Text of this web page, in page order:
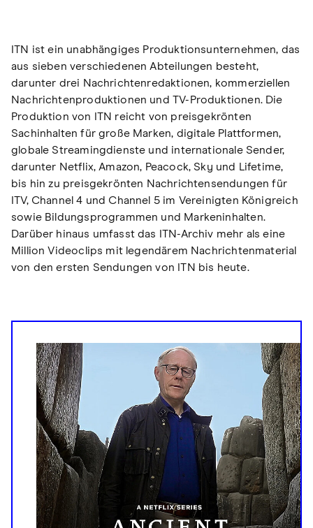
ITN ist ein unabhängiges Produktionsunternehmen, das
aus sieben verschiedenen Abteilungen besteht,
darunter drei Nachrichtenredaktionen, kommerziellen
Nachrichtenproduktionen und TV-Produktionen. Die
Produktion von ITN reicht von preisgekrönten
Sachinhalten für große Marken, digitale Plattformen,
globale Streamingdienste und internationale Sender,
darunter Netflix, Amazon, Peacock, Sky und Lifetime,
bis hin zu preisgekrönten Nachrichtensendungen für
ITV, Channel 4 und Channel 5 im Vereinigten Königreich
sowie Bildungsprogrammen und Markeninhalten.
Darüber hinaus umfasst das ITN-Archiv mehr als eine
Million Videoclips mit legendärem Nachrichtenmaterial
von den ersten Sendungen von ITN bis heute.